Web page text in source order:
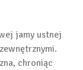
jamy ustnej
chroniąc